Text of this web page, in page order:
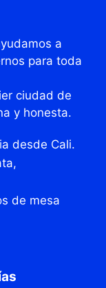
a
para toda
ciudad de
y honesta.
desde Cali.
de mesa